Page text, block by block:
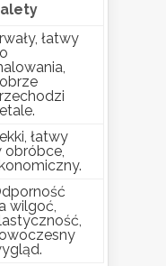
łatwy
łatwy
obróbce,
wilgoć,